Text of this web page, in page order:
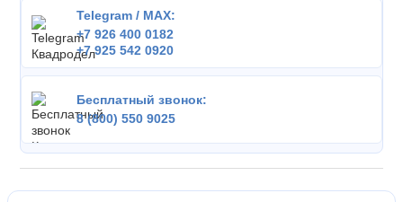
Telegram / MAX:
+7 926 400 0182
+7 925 542 0920
Бесплатный звонок:
8 (800) 550 9025